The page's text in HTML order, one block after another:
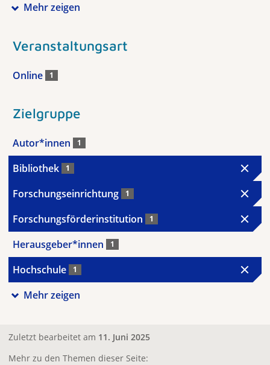
Mehr zeigen
Veranstaltungsart
Online 1
Zielgruppe
Autor*innen 1
Bibliothek 1
Forschungseinrichtung 1
Forschungsförderinstitution 1
Herausgeber*innen 1
Hochschule 1
Mehr zeigen
Zuletzt bearbeitet am 11. Juni 2025
Mehr zu den Themen dieser Seite: